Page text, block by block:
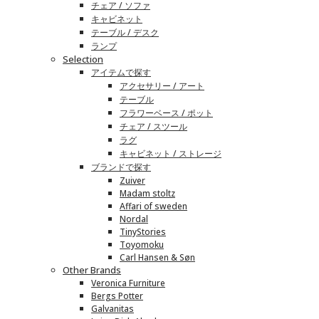
チェア / ソファ
キャビネット
テーブル / デスク
ランプ
Selection
アイテムで探す
アクセサリー / アート
テーブル
フラワーベース / ポット
チェア / スツール
ラグ
キャビネット / ストレージ
ブランドで探す
Zuiver
Madam stoltz
Affari of sweden
Nordal
TinyStories
Toyomoku
Carl Hansen & Søn
Other Brands
Veronica Furniture
Bergs Potter
Galvanitas